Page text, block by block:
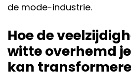
de mode-industrie.
Hoe de
witte overhemd
kan